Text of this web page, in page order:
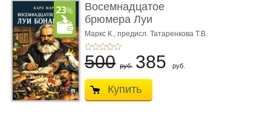
Восемнадцатое
брюмера Луи
Бонапарта
Маркс К., предисл. Татаренкова Т.В.
500 руб. 385 руб.
Купить